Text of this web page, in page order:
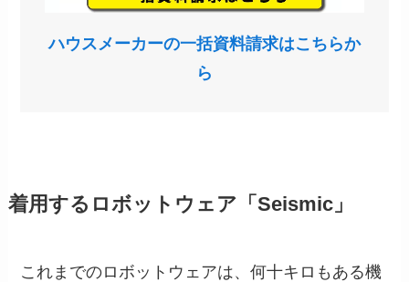
ハウスメーカーの一括資料請求はこちらか
ら
着用するロボットウェア「Seismic」
これまでのロボットウェアは、何十キロもある機